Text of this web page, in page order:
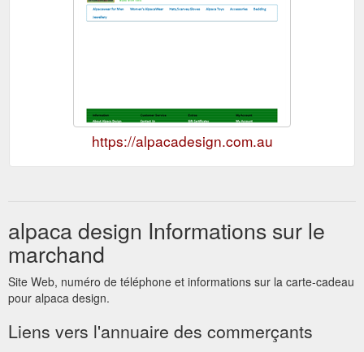
https://alpacadesign.com.au
alpaca design Informations sur le
marchand
Site Web, numéro de téléphone et informations sur la carte-cadeau
pour alpaca design.
Liens vers l'annuaire des commerçants